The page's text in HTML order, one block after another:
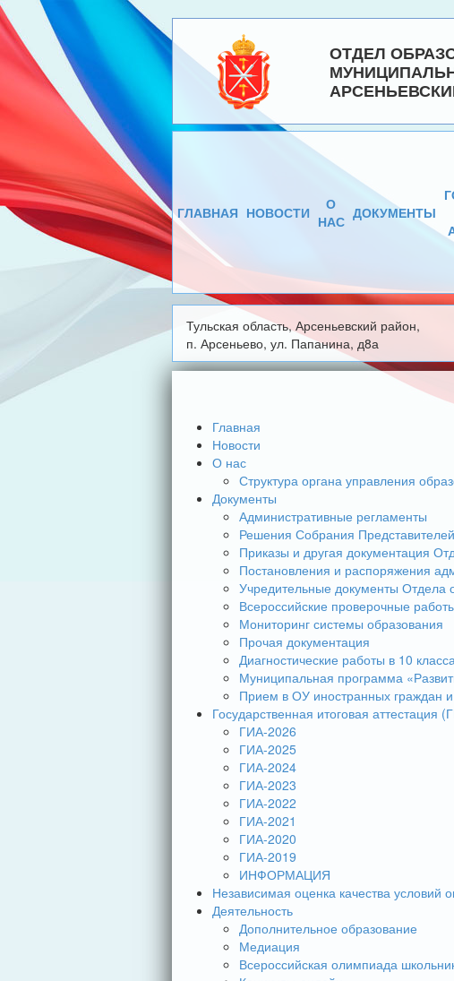
ОТДЕЛ
ГЛАВНАЯ НОВОСТИ
О
НАС ДОКУМЕНТЫ
Тульская область, Арсеньевский район,
п. Арсеньево, ул. Папанина, д8а
Главная
Новости
О нас
Структура органа управления
Документы
Административные регламенты
Решения Собрания
Приказы и другая документация
Постановления и распоряжения
Учредительные документы Отдела
Всероссийские проверочные
Мониторинг системы образования
Прочая документация
Диагностические работы в 10
Муниципальная программа
Прием в ОУ иностранных граждан и
Государственная итоговая аттестация
ГИА-2026
ГИА-2025
ГИА-2024
ГИА-2023
ГИА-2022
ГИА-2021
ГИА-2020
ГИА-2019
ИНФОРМАЦИЯ
Независимая оценка качества условий
Деятельность
Дополнительное образование
Медиация
Всероссийская олимпиада